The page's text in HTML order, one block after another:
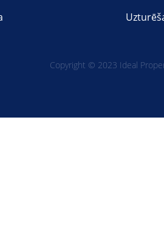
Copyright © 2023 Ideal